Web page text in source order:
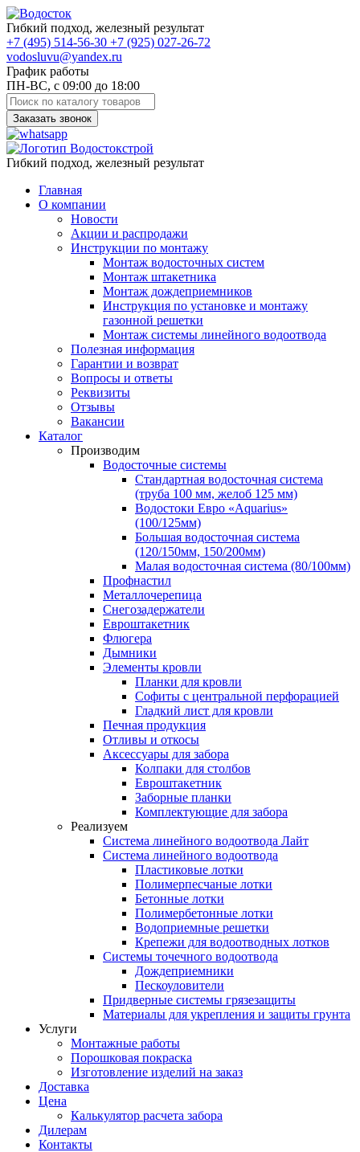
Гибкий подход, железный результат
+7 (495) 514-56-30 +7 (925) 027-26-72
vodosluvu@yandex.ru
График работы
ПН-ВС, с 09:00 до 18:00
Заказать звонок
Гибкий подход, железный результат
Главная
О компании
Новости
Акции и распродажи
Инструкции по монтажу
Монтаж водосточных систем
Монтаж штакетника
Монтаж дождеприемников
Инструкция по установке и монтажу
газонной решетки
Монтаж системы линейного водоотвода
Полезная информация
Гарантии и возврат
Вопросы и ответы
Реквизиты
Отзывы
Вакансии
Каталог
Производим
Водосточные системы
Стандартная водосточная система
(труба 100 мм, желоб 125 мм)
Водостоки Евро «Aquarius»
(100/125мм)
Большая водосточная система
(120/150мм, 150/200мм)
Малая водосточная система (80/100мм)
Профнастил
Металлочерепица
Снегозадержатели
Евроштакетник
Флюгера
Дымники
Элементы кровли
Планки для кровли
Софиты с центральной перфорацией
Гладкий лист для кровли
Печная продукция
Отливы и откосы
Аксессуары для забора
Колпаки для столбов
Евроштакетник
Заборные планки
Комплектующие для забора
Реализуем
Система линейного водоотвода Лайт
Система линейного водоотвода
Пластиковые лотки
Полимерпесчаные лотки
Бетонные лотки
Полимербетонные лотки
Водоприемные решетки
Крепежи для водоотводных лотков
Системы точечного водоотвода
Дождеприемники
Пескоуловители
Придверные системы грязезащиты
Материалы для укрепления и защиты грунта
Услуги
Монтажные работы
Порошковая покраска
Изготовление изделий на заказ
Доставка
Цена
Калькулятор расчета забора
Дилерам
Контакты